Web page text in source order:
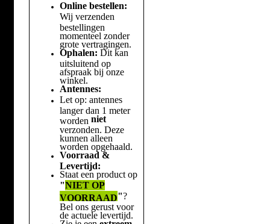
Online bestellen:
Wij verzenden
bestellingen
momenteel zonder
grote vertragingen.
Ophalen: Dit kan
uitsluitend op
afspraak bij onze
winkel.
Antennes:
Let op: antennes
langer dan 1 meter
worden niet
verzonden. Deze
kunnen alleen
worden opgehaald.
Voorraad &
Levertijd:
Staat een product op
"NIET OP
VOORRAAD"?
Bel ons gerust voor
de actuele levertijd.